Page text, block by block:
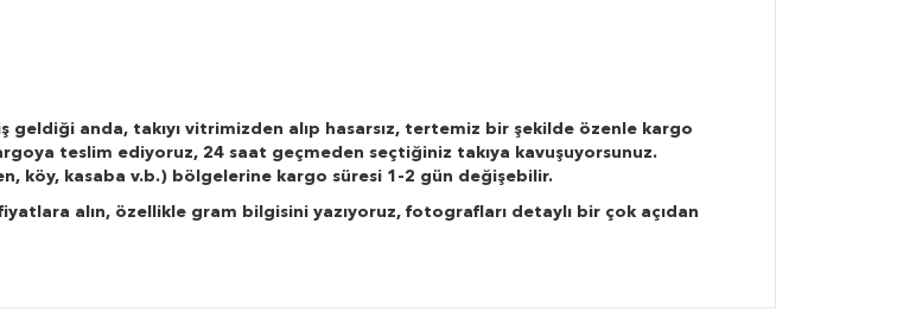
anda, takıyı vitrimizden alıp hasarsız, tertemiz bir şekilde özenle kargo
teslim ediyoruz, 24 saat geçmeden seçtiğiniz takıya kavuşuyorsunuz.
köy, kasaba v.b.) bölgelerine kargo süresi 1-2 gün değişebilir.
alın, özellikle gram bilgisini yazıyoruz, fotografları detaylı bir çok açıdan